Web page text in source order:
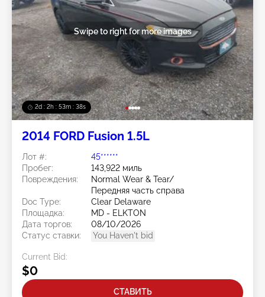
2d : 2h : 53m : 35s
Swipe to right for more images
2014 FORD Fusion 1.5L
Лот #:
45******
Пробег:
143,922 миль
Повреждения:
Normal Wear & Tear/
Передняя часть справа
Doc Type:
Clear Delaware
Площадка:
MD - ELKTON
Дата торгов:
08/10/2026
Статус ставки:
You Haven't bid
Current Bid:
$0
СТАВИТЬ